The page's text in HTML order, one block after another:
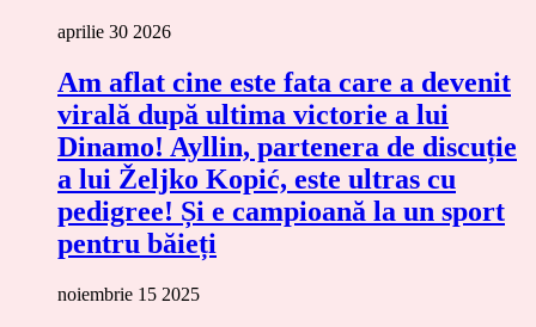
aprilie 30 2026
Am aflat cine este fata care a devenit
virală după ultima victorie a lui
Dinamo! Ayllin, partenera de discuție
a lui Željko Kopić, este ultras cu
pedigree! Și e campioană la un sport
pentru băieți
noiembrie 15 2025